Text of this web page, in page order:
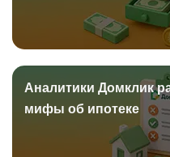
Аналитики Домклик
мифы об ипотеке